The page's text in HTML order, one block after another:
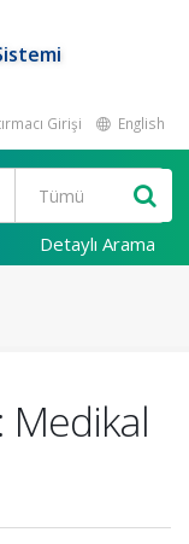
Girişi English
Detaylı Arama
Medikal